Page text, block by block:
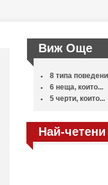
Виж Още
8 типа
6 неща, които...
5 черти, които...
Най-четени